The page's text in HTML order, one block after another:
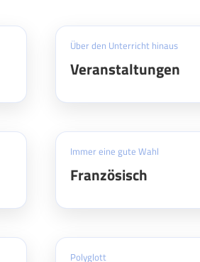
Über den Unterricht hinaus
Veranstaltungen
Immer eine gute Wahl
Französisch
Polyglott